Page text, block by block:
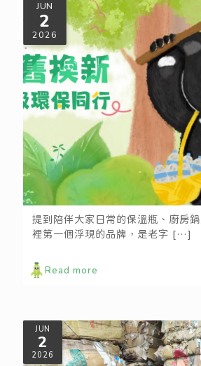
JUN
2
2026
攜手膳魔師升級新生活！舊物重生計畫ing
提到陪伴大家日常的保溫瓶、廚房
裡第一個浮現的品牌，是老字 […]
Read more
JUN
2
2026